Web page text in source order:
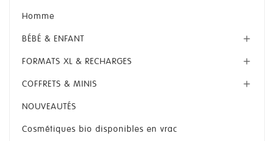
Homme
BÉBÉ & ENFANT 
FORMATS XL & RECHARGES 
COFFRETS & MINIS 
NOUVEAUTÉS
Cosmétiques bio disponibles en vrac